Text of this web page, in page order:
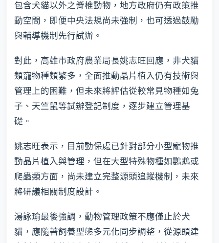
包含犬貓以外之脊椎動物，地方政府仍有政策推
動空間，即便中央法規尚未強制，也可透過鼓勵
與輔導機制先行試辦。
對此，高雄市政府農業局長姚志旺回應，非犬貓
類寵物種類繁多，全面推動晶片植入仍有技術與
管理上的困難，但未來將評估從較常見物種如兔
子、天竺鼠等試辦登記制度，逐步建立管理基
礎。
姚志旺表示，目前動保處已針對部分小型寵物推
動晶片植入與管理，但在大型特殊物種如鸚鵡或
爬蟲類方面，尚未建立完整源頭追蹤機制，未來
將研議相關制度設計。
湯詠瑜最後強調，動物管理政策不應僅止於犬
貓，應隨著飼養型態多元化同步調整，從源頭建